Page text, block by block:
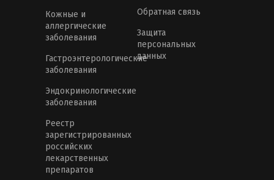
Кожные и
аллергические
заболевания
Гастроэнтерологические
заболевания
Эндокринологические
заболевания
Реестр
зарегистрированных
российских
лекарственных
препаратов
Обратная связь
Защита
персональных
данных